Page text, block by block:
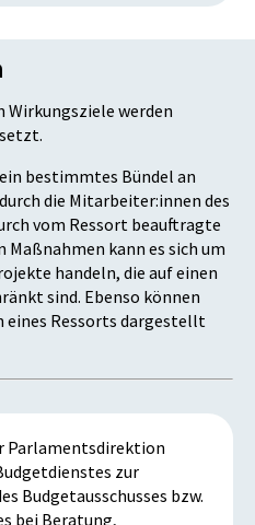
Wirkungsziele werden
bestimmtes Bündel an
die Mitarbeiter:innen des
vom Ressort beauftragte
kann es sich um
handeln, die auf einen
sind. Ebenso können
eines Ressorts dargestellt
Parlamentsdirektion
zur
Budgetausschusses bzw.
bei Beratung,